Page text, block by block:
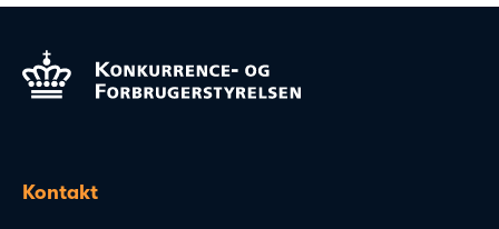
Kontakt